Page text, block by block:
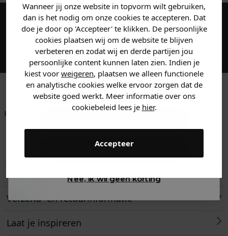
Wanneer jij onze website in topvorm wilt gebruiken,
dan is het nodig om onze cookies te accepteren. Dat
doe je door op 'Accepteer' te klikken. De persoonlijke
cookies plaatsen wij om de website te blijven
verbeteren en zodat wij en derde partijen jou
persoonlijke content kunnen laten zien. Indien je
kiest voor weigeren, plaatsen we alleen functionele
en analytische cookies welke ervoor zorgen dat de
website goed werkt. Meer informatie over ons
cookiebeleid lees je hier.
Accepteer
Maak een account aan en ontvang 5%
korting op je eerste bestelling!
Betaal achteraf met
Voor 23:59 besteld
Klanten beoordelen
Verzend- en retourinformatie
Laat je inspireren
Vertel ons waar je naar op
zoek bent. 👇
Heren kleding
Dames kleding
Gewoon rondkijken
Nee, ik wil geen korting